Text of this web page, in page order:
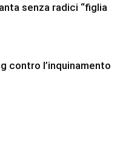
senza radici “figlia
contro l’inquinamento